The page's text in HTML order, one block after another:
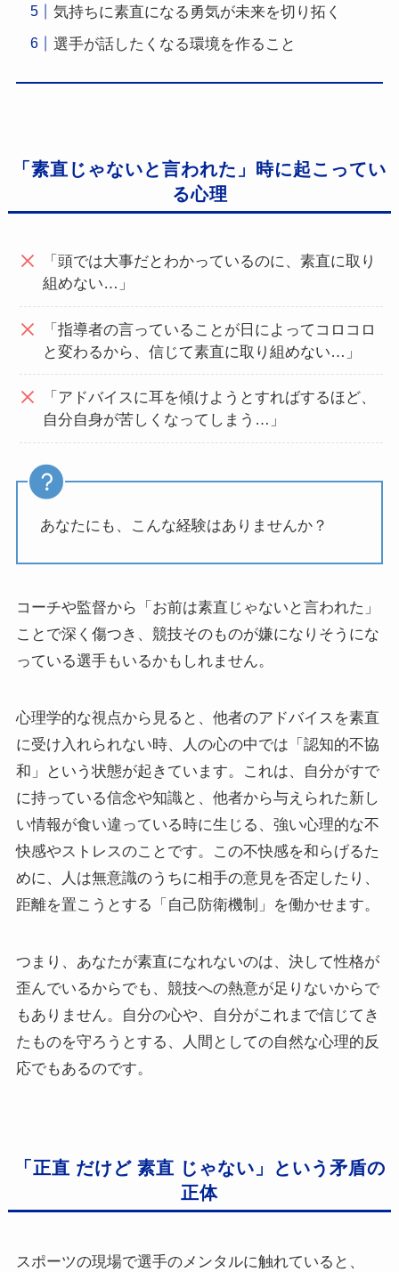
気持ちに素直になる勇気が未来を切り拓く
選手が話したくなる環境を作ること
「素直じゃないと言われた」時に起こってい
る心理
「頭では大事だとわかっているのに、素直に取り
組めない…」
「指導者の言っていることが日によってコロコロ
と変わるから、信じて素直に取り組めない…」
「アドバイスに耳を傾けようとすればするほど、
自分自身が苦しくなってしまう…」
あなたにも、こんな経験はありませんか？
コーチや監督から「お前は素直じゃないと言われた」
ことで深く傷つき、競技そのものが嫌になりそうにな
っている選手もいるかもしれません。
心理学的な視点から見ると、他者のアドバイスを素直
に受け入れられない時、人の心の中では「認知的不協
和」という状態が起きています。これは、自分がすで
に持っている信念や知識と、他者から与えられた新し
い情報が食い違っている時に生じる、強い心理的な不
快感やストレスのことです。この不快感を和らげるた
めに、人は無意識のうちに相手の意見を否定したり、
距離を置こうとする「自己防衛機制」を働かせます。
つまり、あなたが素直になれないのは、決して性格が
歪んでいるからでも、競技への熱意が足りないからで
もありません。自分の心や、自分がこれまで信じてき
たものを守ろうとする、人間としての自然な心理的反
応でもあるのです。
「正直 だけど 素直 じゃない」という矛盾の
正体
スポーツの現場で選手のメンタルに触れていると、